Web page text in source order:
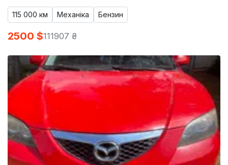
115 000 км Механіка Бензин
2500 $111907 ₴